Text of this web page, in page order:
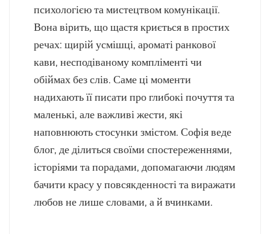
психологією та мистецтвом комунікації.
Вона вірить, що щастя криється в простих
речах: щирій усмішці, ароматі ранкової
кави, несподіваному компліменті чи
обіймах без слів. Саме ці моменти
надихають її писати про глибокі почуття та
маленькі, але важливі жести, які
наповнюють стосунки змістом. Софія веде
блог, де ділиться своїми спостереженнями,
історіями та порадами, допомагаючи людям
бачити красу у повсякденності та виражати
любов не лише словами, а й вчинками.